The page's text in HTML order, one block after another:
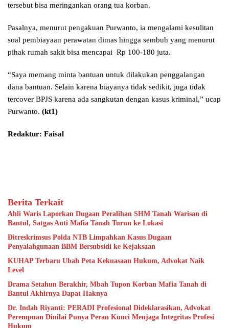
tersebut bisa meringankan orang tua korban.
Pasalnya, menurut pengakuan Purwanto, ia mengalami kesulitan
soal pembiayaan perawatan dimas hingga sembuh yang menurut
pihak rumah sakit bisa mencapai Rp 100-180 juta.
“Saya memang minta bantuan untuk dilakukan penggalangan
dana bantuan. Selain karena biayanya tidak sedikit, juga tidak
tercover BPJS karena ada sangkutan dengan kasus kriminal,” ucap
Purwanto. (kt1)
Redaktur: Faisal
Berita Terkait
Ahli Waris Laporkan Dugaan Peralihan SHM Tanah Warisan di
Bantul, Satgas Anti Mafia Tanah Turun ke Lokasi
Ditreskrimsus Polda NTB Limpahkan Kasus Dugaan
Penyalahgunaan BBM Bersubsidi ke Kejaksaan
KUHAP Terbaru Ubah Peta Kekuasaan Hukum, Advokat Naik
Level
Drama Setahun Berakhir, Mbah Tupon Korban Mafia Tanah di
Bantul Akhirnya Dapat Haknya
Dr. Indah Riyanti: PERADI Profesional Dideklarasikan, Advokat
Perempuan Dinilai Punya Peran Kunci Menjaga Integritas Profesi
Hukum